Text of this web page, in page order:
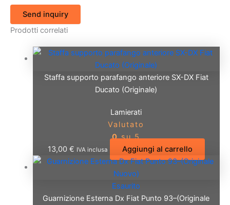
Send inquiry
Prodotti correlati
Staffa supporto parafango anteriore SX-DX Fiat
Ducato (Originale)
Lamierati
Valutato
0su 5
13,00 € IVA inclusa Aggiungi al carrello
Esaurito
Guarnizione Esterna Dx Fiat Punto 93–(Originale